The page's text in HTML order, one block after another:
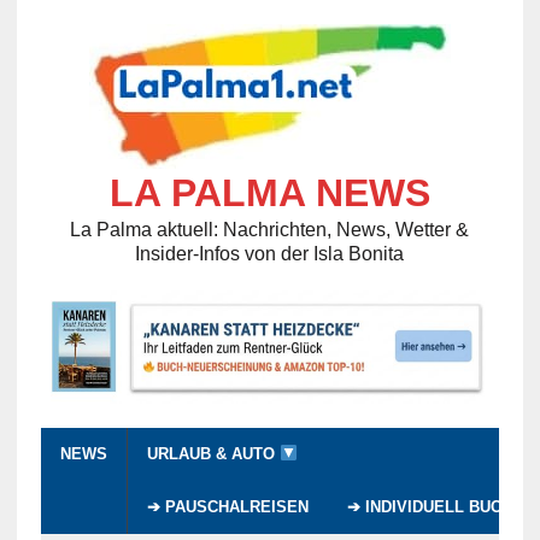
LA PALMA NEWS
La Palma aktuell: Nachrichten, News, Wetter &
Insider-Infos von der Isla Bonita
NEWS URLAUB & AUTO
➔ PAUSCHALREISEN ➔ INDIVIDUELL BUCHEN